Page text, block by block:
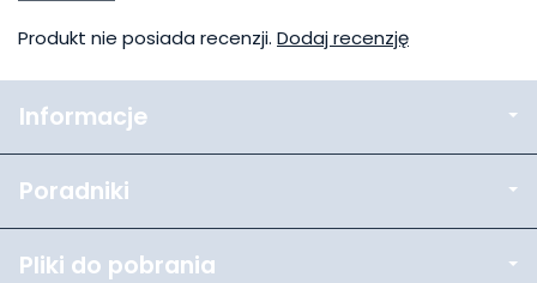
Produkt nie posiada recenzji. Dodaj recenzję
Informacje
Poradniki
Pliki do pobrania